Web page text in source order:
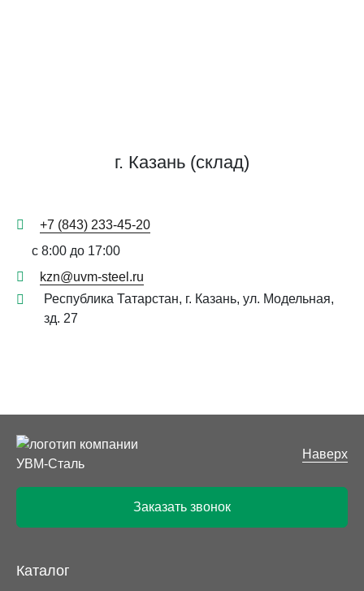
г. Казань (склад)
+7 (843) 233-45-20
с 8:00 до 17:00
kzn@uvm-steel.ru
Республика Татарстан, г. Казань, ул. Модельная,
зд. 27
Наверх
Заказать звонок
Каталог